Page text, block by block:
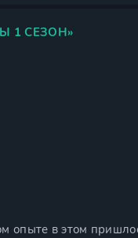
1 СЕЗОН»
опыте в этом